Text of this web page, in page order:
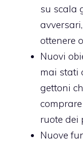
su scala
ottenere
Nuovi
mai stati
gettoni
ruote dei
Nuove